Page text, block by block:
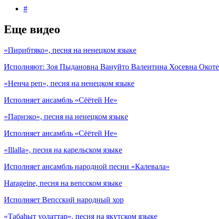
#
Еще видео
«Пирибтяко», песня на ненецком языке
Исполняют: Зоя Пыдановна Вануйто Валентина Хосевна
«Ненча реп», песня на ненецком языке
Исполняет ансамбль «Сёётей Не»
«Парнэко», песня на ненецком языке
Исполняет ансамбль «Сёётей Не»
«Illalla», песня на карельском языке
Исполняет ансамбль народной песни «Калевала»
Harageine, песня на вепсском языке
Исполняет Вепсский народный хор
«Табаһыт уолаттар», песня на якутском языке